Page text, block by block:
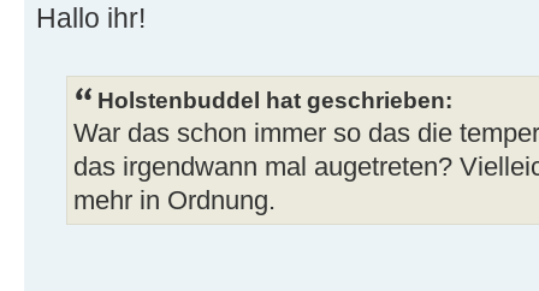
Hallo ihr!
Holstenbuddel hat geschrieben:
War das schon immer so das die
das irgendwann mal augetreten?
mehr in Ordnung.